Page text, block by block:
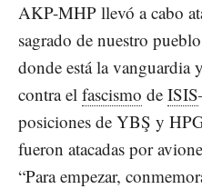
AKP-MHP llevó a cabo
sagrado de nuestro
donde está la vanguardia
contra el fascismo de ISIS
posiciones de YBŞ y
fueron atacadas por
“Para empezar,